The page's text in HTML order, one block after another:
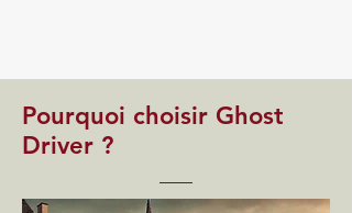
Pourquoi choisir Ghost
Driver ?